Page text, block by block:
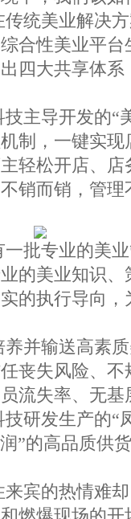
统美业解决
合性美业平
四大共享体
主导开发的“
制，一键实
轻松开店、
销而销，管理
批专业的美
的美业知识
的执行导向
并输送高素
丧失风险、
流失率、无
研发生产的“
”的高品质供
宾的热情难